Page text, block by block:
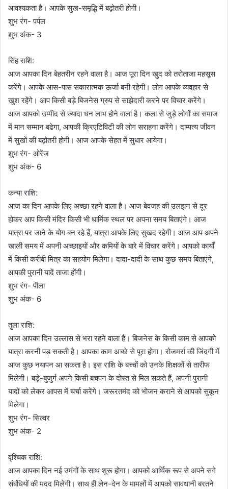
आवश्यकता है। आपके सुख-समृद्धि में बढ़ोतरी होगी।
शुभ रंग- पर्पल
शुभ अंक- 3
सिंह राशि:
आज आपका दिन बेहतरीन रहने वाला है। आज पूरा दिन खुद को तरोताजा महसूस
करेंगे। आपके आस-पास सकारात्मक ऊर्जा बनी रहेगी। लोग आपके व्यवहार से
खुश रहेंगे। आप किसी बड़े बिजनेस ग्रुप से साझेदारी करने पर विचार करेंगे।
आज आपको उम्मीद से ज्यादा धन लाभ होने वाला है। कला से जुड़े लोगों का समाज
में मान सम्मान बढेगा, आपकी क्रिएटिविटी की लोग सराहना करेंगे। दाम्पत्य जीवन
में सुखों की बढ़ोतरी होगी। आज आपके सेहत में सुधार आयेगा।
शुभ रंग- ओरेंज
शुभ अंक- 6
कन्या राशि:
आज का दिन आपके लिए अच्छा रहने वाला है। आज बेवजह की उलझन से दूर
होकर आप किसी मंदिर किसी भी धार्मिक स्थल पर अपना समय बिताएंगे। आज
यात्रा पर जाने के योग बन रहे हैं, यात्रा आपके लिए सुखद रहेगी। आज आप अपने
खाली समय में अपनी अच्छाइयों और कमियों के बारे में विचार करेंगे। आपको कार्यों
में किसी करीबी मित्र का सहयोग मिलेगा। दादा-दादी के साथ कुछ समय बिताएंगे,
आपकी पुरानी यादें ताजा होंगी।
शुभ रंग- पीला
शुभ अंक- 6
तुला राशि:
आज आपका दिन उल्लास से भरा रहने वाला है। बिजनेस के किसी काम से आपको
यात्रा करनी पड़ सकती है। आपका काम अच्छे से पूरा होगा। रोजमर्रा की जिंदगी में
आज कुछ नयापन आ सकता है। इस राशि के बच्चों को उनके शिक्षकों से तारीफ
मिलेगी। बड़े-बुजुर्ग अपने किसी बचपन के दोस्त से मिल सकते हैं, अपनी पुरानी
यादों को लेकर आपस में चर्चा करेंगे। जरूरतमंद को भोजन कराने से आपको सुकून
मिलेगा।
शुभ रंग- सिल्वर
शुभ अंक- 2
वृश्चिक राशि:
आज आपका दिन नई उमंगों के साथ शुरू होगा। आपको आर्थिक रूप से अपने सगे
संबंधियों की मदद मिलेगी। साथ ही लेन-देन के मामलों में आपको सावधानी बरतने